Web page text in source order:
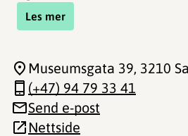
Les mer
Museumsgata 39, 3210
(+47) 94 79 33 41
Send e-post
Nettside